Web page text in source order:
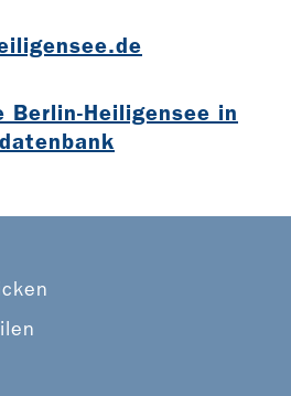
Berlin-Heiligensee in